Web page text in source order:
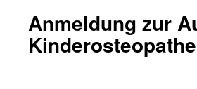
Anmeldung zur